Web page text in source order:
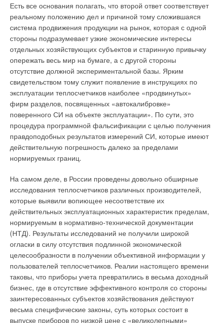
Есть все основания полагать, что второй ответ соответствует
реальному положению дел и причиной тому сложившаяся
система продвижения продукции на рынок, которая с одной
стороны подразумевает узкие экономические интересы
отдельных хозяйствующих субъектов и старинную привычку
опережать весь мир на бумаге, а с другой стороны
отсутствие должной экспериментальной базы. Ярким
свидетельством тому служит появление в инструкциях по
эксплуатации теплосчетчиков наиболее «продвинутых»
фирм разделов, посвященных «автокалибровке»
поверенного СИ на объекте эксплуатации». По сути, это
процедура программной фальсификации с целью получения
правдоподобных результатов измерений СИ, которые имеют
действительную погрешность далеко за пределами
нормируемых границ.
На самом деле, в России проведены довольно обширные
исследования теплосчетчиков различных производителей,
которые выявили вопиющее несоответствие их
действительных эксплуатационных характеристик пределам,
нормируемым в нормативно-технической документации
(НТД). Результаты исследований не получили широкой
огласки в силу отсутствия подлинной экономической
целесообразности в получении объективной информации у
пользователей теплосчетчиков. Реалии настоящего времени
таковы, что приборы учета превратились в весьма доходный
бизнес, где в отсутствие эффективного контроля со стороны
заинтересованных субъектов хозяйствования действуют
весьма специфические законы, суть которых состоит в
выпуске приборов по низкой цене с «великолепными»
Читайте по теме:
→
чем вы ожидали
ЖУРНАЛ СОК МАЙ 2026
→ Настенные двухконтурные газовые котлы. Обзор рынка
ЖУРНАЛ СОК АВГУСТ 2013
→ Двухконтурные настенные газовые котлы. Обзор рынка
→
Отопительные котлы с чугунным теплообменником и
газовой горелкой
ЖУРНАЛ СОК НОЯБРЬ 2011
→ Газовые настенные двухконтурные котлы
ЖУРНАЛ СОК АВГУСТ 2011
Уведомления отключены
Комментарии
В этой теме еще нет комментариев
Добавить комментарий
Ваше имя *
Ваш E-mail *